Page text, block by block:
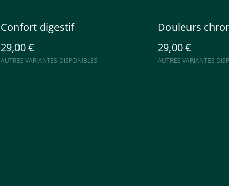
Confort digestif
29,00 €
AUTRES VARIANTES DISPONIBLES
Douleurs
29,00 €
AUTRES VARIANTES